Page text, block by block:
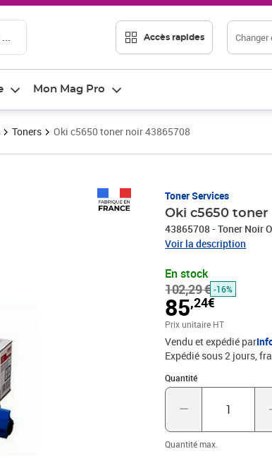
Accès rapides Changer
Mon Mag Pro
Toners Oki c5650 toner noir 43865708
Toner Services
Oki c5650
43865708 - Toner Noir
Voir la description
En stock
102,29 €
Prix barré 102,29 €
-16%
85,24€
Prix 85,24€
Prix unitaire HT
Vendu et expédié par
Expédié sous 2 jours,
Quantité
Quantité : 1
Quantité max.